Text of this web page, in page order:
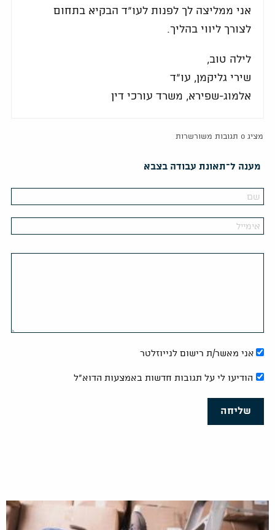
אני ממליצה לך לפנות לעו"ד הבקיא בתחום
לצורך ליווי בהליך.
לילה טוב,
שירי גליקמן, עו"ד
אלמוג-שפירא, משרד עורכי דין
מציג 0 תגובות משורשרות
מענה ל־תאונת עבודה בצבא
אני מאשר/ת רישום לנייוזלטר
הודיעו לי על תגובות חדשות באמצעות הדוא"ל
שליחה